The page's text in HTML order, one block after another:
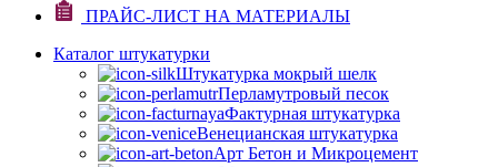
ПРАЙС-ЛИСТ НА МАТЕРИАЛЫ
Каталог штукатурки
Штукатурка мокрый шелк
Перламутровый песок
Фактурная штукатурка
Венецианская штукатурка
Арт Бетон и Микроцемент